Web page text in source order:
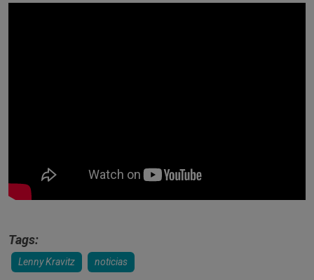
Tags:
Lenny Kravitz noticias